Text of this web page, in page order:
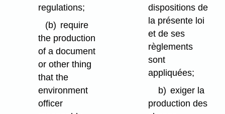
regulations;
(b) require
the production
of a document
or other thing
that the
environment
officer
dispositions de
la présente loi
et de ses
règlements
sont
appliquées;
b) exiger la
production des